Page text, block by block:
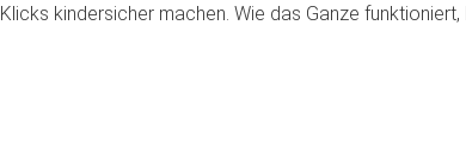
kindersicher machen. Wie das Ganze funktioniert,